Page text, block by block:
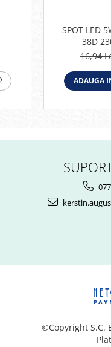
SPOT LED
38D
16,94
ADAUGA
©Copyright S.C.